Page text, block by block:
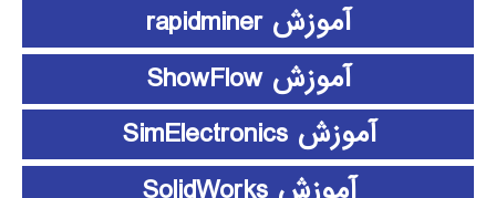
آموزش rapidminer
آموزش ShowFlow
آموزش SimElectronics